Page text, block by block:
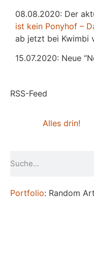
08.08.2020: Der
ist kein Ponyhof –
ab jetzt bei Kwimbi
15.07.2020: Neue
RSS-Feed
Alles drin!
Portfolio: Random Art